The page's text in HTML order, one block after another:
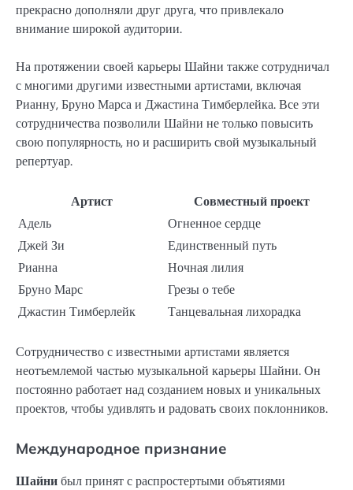
прекрасно дополняли друг друга, что привлекало
внимание широкой аудитории.
На протяжении своей карьеры Шайни также сотрудничал
с многими другими известными артистами, включая
Рианну, Бруно Марса и Джастина Тимберлейка. Все эти
сотрудничества позволили Шайни не только повысить
свою популярность, но и расширить свой музыкальный
репертуар.
Артист
Совместный проект
Адель
Огненное сердце
Джей Зи
Единственный путь
Рианна
Ночная лилия
Бруно Марс
Грезы о тебе
Джастин Тимберлейк
Танцевальная лихорадка
Сотрудничество с известными артистами является
неотъемлемой частью музыкальной карьеры Шайни. Он
постоянно работает над созданием новых и уникальных
проектов, чтобы удивлять и радовать своих поклонников.
Международное признание
Шайнибыл принят с распростертыми объятиями